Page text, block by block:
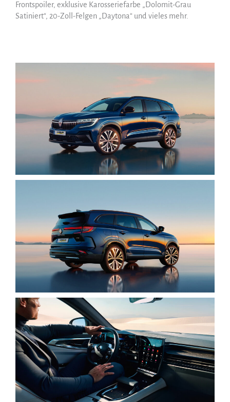
Frontspoiler, exklusive Karosseriefarbe „Dolomit-Grau
Satiniert“, 20-Zoll-Felgen „Daytona“ und vieles mehr.